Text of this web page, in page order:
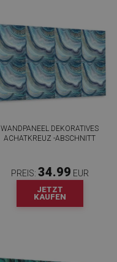
WANDPANEEL DEKORATIVES
ACHATKREUZ -ABSCHNITT
PREIS: 34.99 EUR
JETZT
KAUFEN